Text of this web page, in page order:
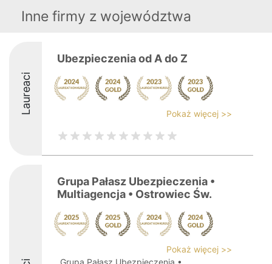
Inne firmy z województwa
Laureaci
Ubezpieczenia od A do Z
Pokaż więcej >>
Grupa Pałasz Ubezpieczenia •
Multiagencja • Ostrowiec Św.
Pokaż więcej >>
Grupa Pałasz Ubezpieczenia •